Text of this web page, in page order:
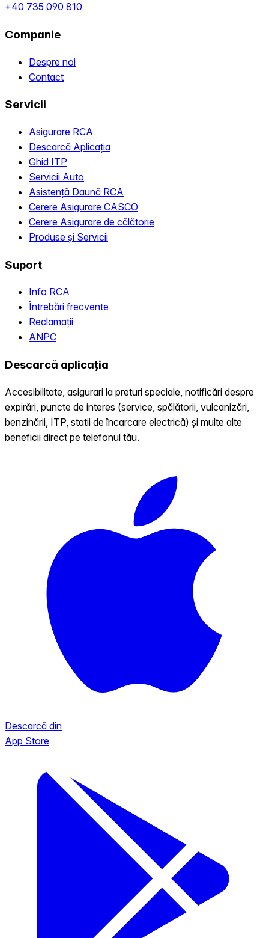
+40 735 090 810
Companie
Despre noi
Contact
Servicii
Asigurare RCA
Descarcă Aplicația
Ghid ITP
Servicii Auto
Asistență Daună RCA
Cerere Asigurare CASCO
Cerere Asigurare de călătorie
Produse și Servicii
Suport
Info RCA
Întrebări frecvente
Reclamații
ANPC
Descarcă aplicația
Accesibilitate, asigurari la preturi speciale, notificări despre
expirări, puncte de interes (service, spălătorii, vulcanizări,
benzinării, ITP, statii de încarcare electrică) și multe alte
beneficii direct pe telefonul tău.
Descarcă din
App Store